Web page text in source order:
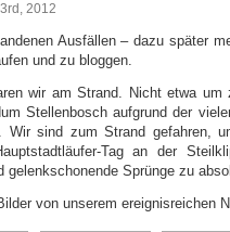
2012
Ausfällen – dazu später
und zu bloggen.
wir am Strand. Nicht etwa
Stellenbosch aufgrund der
Wir sind zum Strand gefahren,
Tag an der
gelenkschonende Sprünge zu
von unserem ereignisreichen